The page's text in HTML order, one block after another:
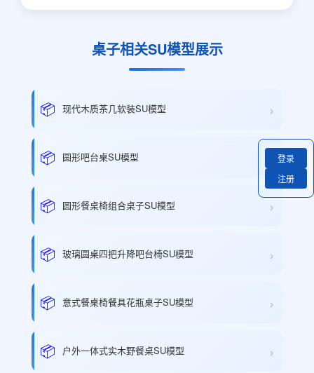
桌子相关SU模型展示
📦 现代木质茶几软装SU模型 ›
📦 圆形吧台桌SU模型
📦 圆形餐桌椅组合桌子SU模型 ›
📦 玻璃圆桌四把升降吧台椅SU模型 ›
📦 意式餐桌椅餐具花瓶桌子SU模型 ›
📦 户外一体式实木野餐桌SU模型 ›
登录
注册